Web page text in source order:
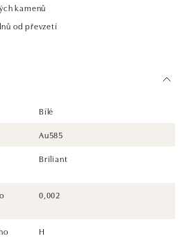
kamenů
od převzetí
Bílé
Au585
Briliant
0,002
H